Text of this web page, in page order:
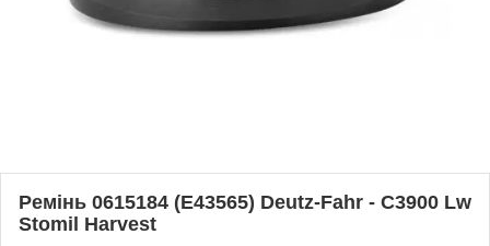
Ремінь 0615184 (E43565) Deutz-Fahr - C3900 Lw
Stomil Harvest